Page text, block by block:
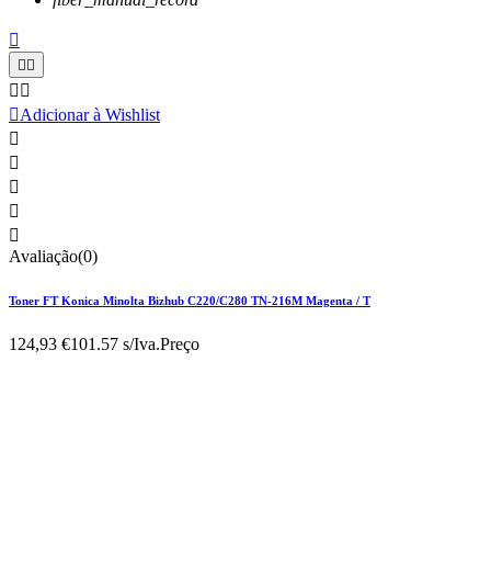

 
 
Adicionar à Wishlist





Avaliação(0)
Toner FT Konica Minolta Bizhub C220/C280 TN-216M Magenta / T
124,93 €101.57 s/Iva.Preço